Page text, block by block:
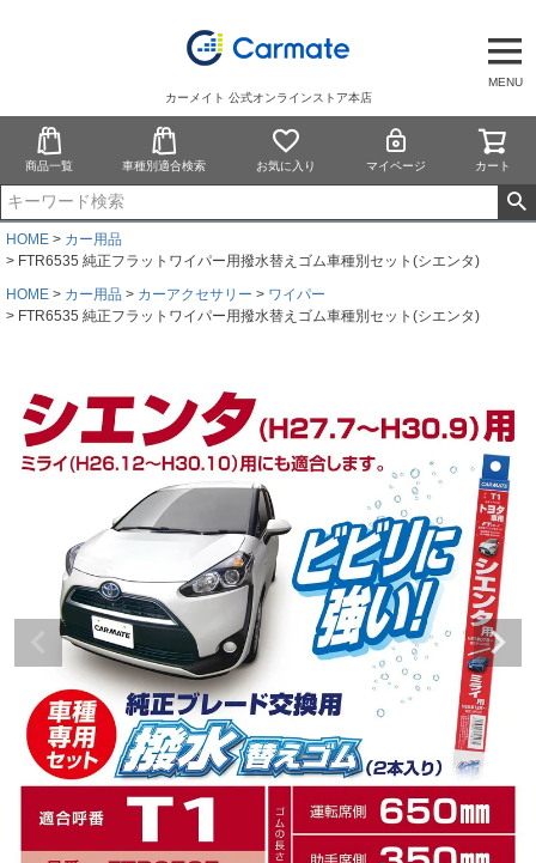
MENU
カーメイト 公式オンラインストア本店
商品一覧 車種別適合検索 お気に入り マイページ カート
HOME
カー用品
FTR6535 純正フラットワイパー用撥水替えゴム車種別セット(シエンタ)
HOME
カー用品 カーアクセサリー
ワイパー
FTR6535 純正フラットワイパー用撥水替えゴム車種別セット(シエンタ)